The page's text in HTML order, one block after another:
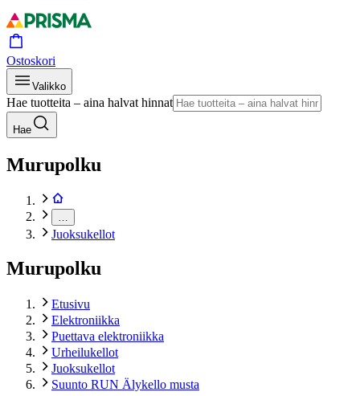
Ostoskori
Valikko
Hae tuotteita – aina halvat hinnat
Hae
Murupolku
Juoksukellot
Murupolku
Etusivu
Elektroniikka
Puettava elektroniikka
Urheilukellot
Juoksukellot
Suunto RUN Älykello musta